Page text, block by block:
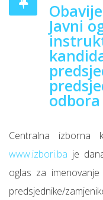
Javni
Centralna izborna
www.izbori.ba je
oglas za
predsjednike/